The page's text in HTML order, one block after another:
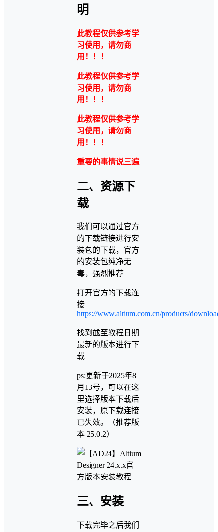
明
此教程仅供参考学
习使用，请勿商
用！！！
此教程仅供参考学
习使用，请勿商
用！！！
此教程仅供参考学
习使用，请勿商
用！！！
重要的事情说三遍
二、资源下
载
我们可以通过官方
的下载链接进行安
装包的下载，官方
的安装包纯净无
毒，强烈推荐
打开官方的下载连
接
https://www.altium.com.cn/products/
找到截至教程日期
最新的版本进行下
载
ps:更新于2025年8
月13号，可以在这
里选择版本下载后
安装，原下载连接
已失效。（推荐版
本 25.0.2）
三、安装
下载完毕之后我们